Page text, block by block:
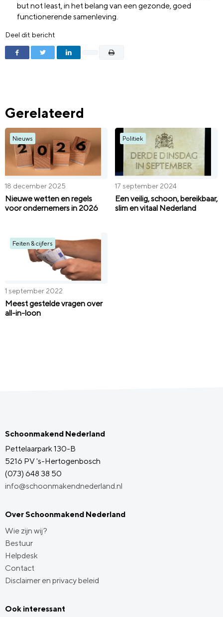
but not least, in het belang van een gezonde, goed
functionerende samenleving.
Deel dit bericht
Gerelateerd
Nieuws
18 december 2025
Nieuwe wetten en regels
voor ondernemers in 2026
Politiek
17 september 2024
Een veilig, schoon, bereikbaar,
slim en vitaal Nederland
Feiten & cijfers
1 september 2022
Meest gestelde vragen over
all-in-loon
Schoonmakend Nederland
Pettelaarpark 130-B
5216 PV 's-Hertogenbosch
(073) 648 38 50
info@schoonmakendnederland.nl
Over Schoonmakend Nederland
Wie zijn wij?
Bestuur
Helpdesk
Contact
Disclaimer en privacy beleid
Ook interessant